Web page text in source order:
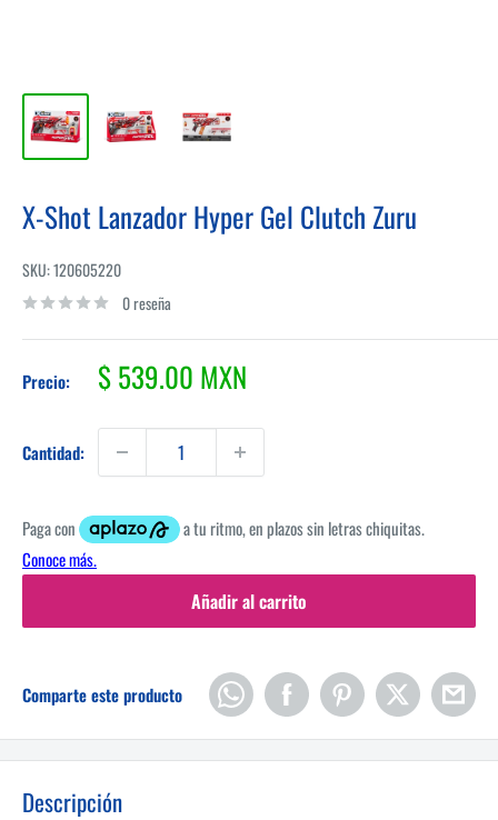
X-Shot Lanzador Hyper Gel Clutch Zuru
SKU:120605220
0 reseña
Precio: Precio
de
venta
$ 539.00 MXN
Cantidad:
Añadir al carrito
Comparte este producto
Descripción